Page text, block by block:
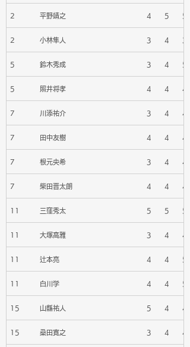
2 平野靖之 4 5 5
2 小林隼人 3 4 3
5 鈴木秀成 3 4 5
5 照井将孝 4 4 4
7 川添祐介 3 4 4
7 田中友樹 4 4 4
7 根元央希 3 4 4
7 柴田晋太朗 4 4 4
11 三窪秀太 5 5 5
11 大塚高雅 3 4 4
11 辻本亮 4 4 5
11 白川学 4 4 5
15 山縣祐人 5 4 4
15 桑田寛之 3 4 4